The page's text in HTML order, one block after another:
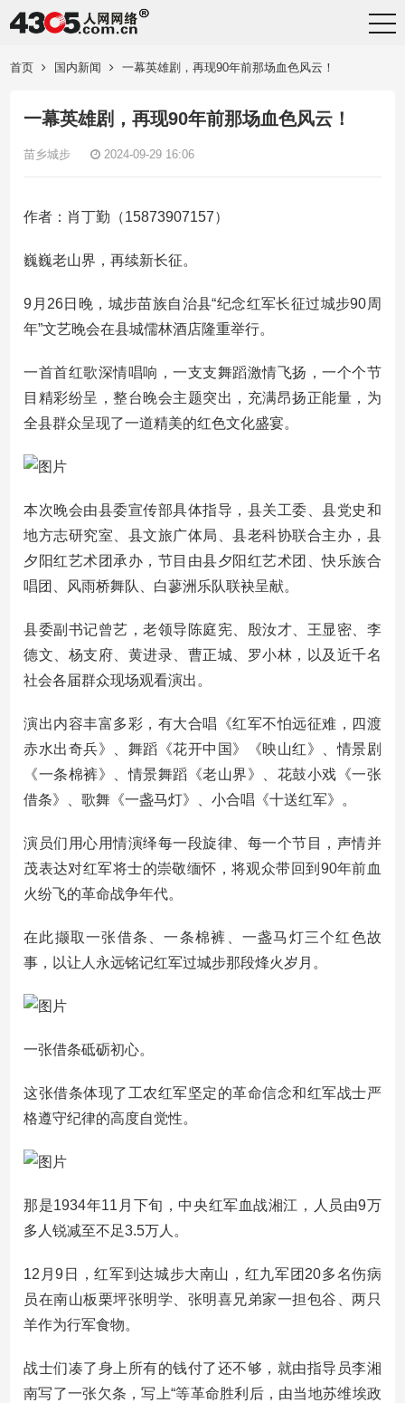
首页 国内新闻 一幕英雄剧，再现90年前那场血色风云！
一幕英雄剧，再现90年前那场血色风云！
苗乡城步 2024-09-29 16:06
作者：肖丁勤（15873907157）
巍巍老山界，再续新长征。
9月26日晚，城步苗族自治县“纪念红军长征过城步90周
年”文艺晚会在县城儒林酒店隆重举行。
一首首红歌深情唱响，一支支舞蹈激情飞扬，一个个节
目精彩纷呈，整台晚会主题突出，充满昂扬正能量，为
全县群众呈现了一道精美的红色文化盛宴。
本次晚会由县委宣传部具体指导，县关工委、县党史和
地方志研究室、县文旅广体局、县老科协联合主办，县
夕阳红艺术团承办，节目由县夕阳红艺术团、快乐族合
唱团、风雨桥舞队、白蓼洲乐队联袂呈献。
县委副书记曾艺，老领导陈庭宪、殷汝才、王显密、李
德文、杨支府、黄进录、曹正城、罗小林，以及近千名
社会各届群众现场观看演出。
演出内容丰富多彩，有大合唱《红军不怕远征难，四渡
赤水出奇兵》、舞蹈《花开中国》《映山红》、情景剧
《一条棉裤》、情景舞蹈《老山界》、花鼓小戏《一张
借条》、歌舞《一盏马灯》、小合唱《十送红军》。
演员们用心用情演绎每一段旋律、每一个节目，声情并
茂表达对红军将士的崇敬缅怀，将观众带回到90年前血
火纷飞的革命战争年代。
在此撷取一张借条、一条棉裤、一盏马灯三个红色故
事，以让人永远铭记红军过城步那段烽火岁月。
一张借条砥砺初心。
这张借条体现了工农红军坚定的革命信念和红军战士严
格遵守纪律的高度自觉性。
那是1934年11月下旬，中央红军血战湘江，人员由9万
多人锐减至不足3.5万人。
12月9日，红军到达城步大南山，红九军团20多名伤病
员在南山板栗坪张明学、张明喜兄弟家一担包谷、两只
羊作为行军食物。
战士们凑了身上所有的钱付了还不够，就由指导员李湘
南写了一张欠条，写上“等革命胜利后，由当地苏维埃政